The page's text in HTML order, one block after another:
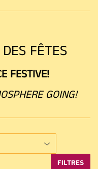
FÊTES
FESTIVE!
GOING!
FILTRES